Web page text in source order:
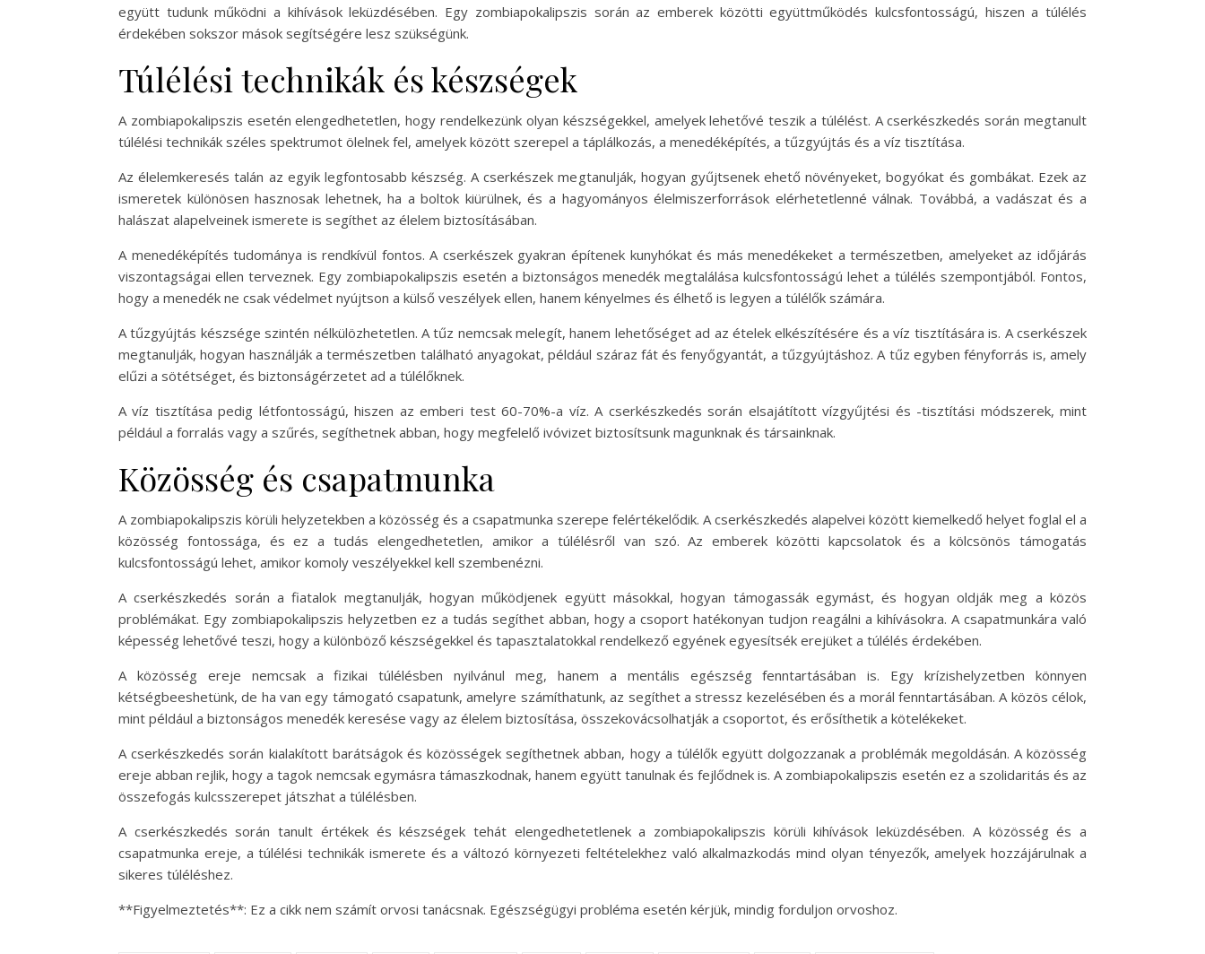
együtt tudunk működni a kihívások leküzdésében. Egy zombiapokalipszis során az emberek közötti együttműködés kulcsfontosságú, hiszen a túlélés
érdekében sokszor mások segítségére lesz szükségünk.
Túlélési technikák és készségek
A zombiapokalipszis esetén elengedhetetlen, hogy rendelkezünk olyan készségekkel, amelyek lehetővé teszik a túlélést. A cserkészkedés során megtanult
túlélési technikák széles spektrumot ölelnek fel, amelyek között szerepel a táplálkozás, a menedéképítés, a tűzgyújtás és a víz tisztítása.
Az élelemkeresés talán az egyik legfontosabb készség. A cserkészek megtanulják, hogyan gyűjtsenek ehető növényeket, bogyókat és gombákat. Ezek az
ismeretek különösen hasznosak lehetnek, ha a boltok kiürülnek, és a hagyományos élelmiszerforrások elérhetetlenné válnak. Továbbá, a vadászat és a
halászat alapelveinek ismerete is segíthet az élelem biztosításában.
A menedéképítés tudománya is rendkívül fontos. A cserkészek gyakran építenek kunyhókat és más menedékeket a természetben, amelyeket az időjárás
viszontagságai ellen terveznek. Egy zombiapokalipszis esetén a biztonságos menedék megtalálása kulcsfontosságú lehet a túlélés szempontjából. Fontos,
hogy a menedék ne csak védelmet nyújtson a külső veszélyek ellen, hanem kényelmes és élhető is legyen a túlélők számára.
A tűzgyújtás készsége szintén nélkülözhetetlen. A tűz nemcsak melegít, hanem lehetőséget ad az ételek elkészítésére és a víz tisztítására is. A cserkészek
megtanulják, hogyan használják a természetben található anyagokat, például száraz fát és fenyőgyantát, a tűzgyújtáshoz. A tűz egyben fényforrás is, amely
elűzi a sötétséget, és biztonságérzetet ad a túlélőknek.
A víz tisztítása pedig létfontosságú, hiszen az emberi test 60-70%-a víz. A cserkészkedés során elsajátított vízgyűjtési és -tisztítási módszerek, mint
például a forralás vagy a szűrés, segíthetnek abban, hogy megfelelő ivóvizet biztosítsunk magunknak és társainknak.
Közösség és csapatmunka
A zombiapokalipszis körüli helyzetekben a közösség és a csapatmunka szerepe felértékelődik. A cserkészkedés alapelvei között kiemelkedő helyet foglal el a
közösség fontossága, és ez a tudás elengedhetetlen, amikor a túlélésről van szó. Az emberek közötti kapcsolatok és a kölcsönös támogatás
kulcsfontosságú lehet, amikor komoly veszélyekkel kell szembenézni.
A cserkészkedés során a fiatalok megtanulják, hogyan működjenek együtt másokkal, hogyan támogassák egymást, és hogyan oldják meg a közös
problémákat. Egy zombiapokalipszis helyzetben ez a tudás segíthet abban, hogy a csoport hatékonyan tudjon reagálni a kihívásokra. A csapatmunkára való
képesség lehetővé teszi, hogy a különböző készségekkel és tapasztalatokkal rendelkező egyének egyesítsék erejüket a túlélés érdekében.
A közösség ereje nemcsak a fizikai túlélésben nyilvánul meg, hanem a mentális egészség fenntartásában is. Egy krízishelyzetben könnyen
kétségbeeshetünk, de ha van egy támogató csapatunk, amelyre számíthatunk, az segíthet a stressz kezelésében és a morál fenntartásában. A közös célok,
mint például a biztonságos menedék keresése vagy az élelem biztosítása, összekovácsolhatják a csoportot, és erősíthetik a kötelékeket.
A cserkészkedés során kialakított barátságok és közösségek segíthetnek abban, hogy a túlélők együtt dolgozzanak a problémák megoldásán. A közösség
ereje abban rejlik, hogy a tagok nemcsak egymásra támaszkodnak, hanem együtt tanulnak és fejlődnek is. A zombiapokalipszis esetén ez a szolidaritás és az
összefogás kulcsszerepet játszhat a túlélésben.
A cserkészkedés során tanult értékek és készségek tehát elengedhetetlenek a zombiapokalipszis körüli kihívások leküzdésében. A közösség és a
csapatmunka ereje, a túlélési technikák ismerete és a változó környezeti feltételekhez való alkalmazkodás mind olyan tényezők, amelyek hozzájárulnak a
sikeres túléléshez.
**Figyelmeztetés**: Ez a cikk nem számít orvosi tanácsnak. Egészségügyi probléma esetén kérjük, mindig forduljon orvoshoz.